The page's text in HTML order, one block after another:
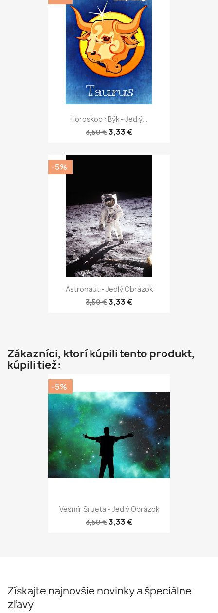
Horoskop : Býk - Jedlý...
3,50 €3,33 €
Astronaut - Jedlý Obrázok
3,50 €3,33 €
-5%
Zákazníci, ktorí kúpili tento produkt,
kúpili tiež:
Vesmír Silueta - Jedlý Obrázok
3,50 €3,33 €
-5%
Získajte najnovšie novinky a špeciálne
zľavy